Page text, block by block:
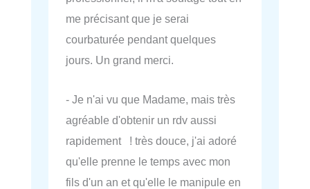
me précisant que je serai
courbaturée pendant quelques
jours. Un grand merci.
- Je n'ai vu que Madame, mais très
agréable d'obtenir un rdv aussi
rapidement ! très douce, j'ai adoré
qu'elle prenne le temps avec mon
fils d'un an et qu'elle le manipule en